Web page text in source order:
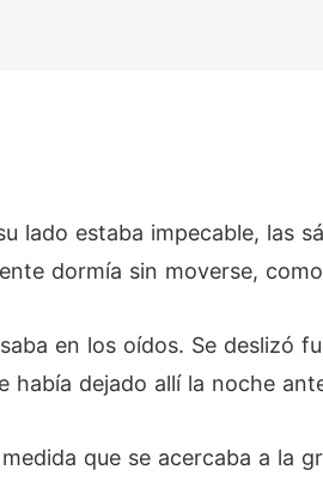
lado estaba impecable, las
dormía sin moverse,
en los oídos. Se deslizó
había dejado allí la noche
que se acercaba a la